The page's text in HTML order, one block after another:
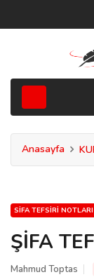
Anasayfa
SIFA TEFSIRI NOTLARI
ŞİFA
Mahmud Toptas